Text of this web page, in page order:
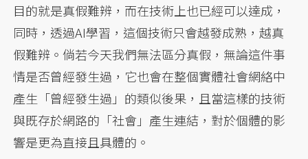
目的就是真假難辨，而在技術上也已經可以達成，
同時，透過AI學習，這個技術只會越發成熟，越真
假難辨。倘若今天我們無法區分真假，無論這件事
情是否曾經發生過，它也會在整個實體社會網絡中
產生「曾經發生過」的類似後果，且當這樣的技術
與既存於網路的「社會」產生連結，對於個體的影
響是更為直接且具體的。